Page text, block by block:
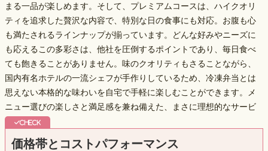
まる一品が楽しめます。そして、プレミアムコースは、 ハイクオリ
ティを追求した贅沢な内容で、特別な日の食事にも対応。お腹も心
も満たされるラインナップが揃っています。どんな好みやニーズに
も応えるこの多彩さは、他社を圧倒するポイントであり、毎日食べ
ても飽きることがありません。味のクオリティもさることながら、
国内有名ホテルの一流シェフが手作り しているため、冷凍弁当とは
思えない本格的な味わいを自宅で手軽に楽しむことができます。メ
ニュー選びの楽しさと満足感を兼ね備えた、まさに理想的なサービ
スです。
価格帯とコストパフォーマンス